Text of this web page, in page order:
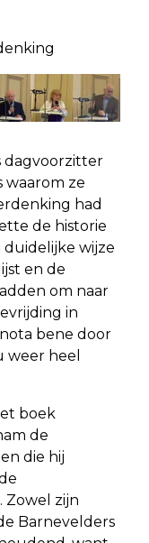
dagvoorzitter
waarom ze
had
de historie
wijze
en de
om naar
in
bene door
weer heel
boek
de
die hij
Zowel zijn
Barnevelders